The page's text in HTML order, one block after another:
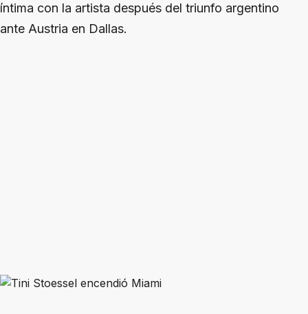
íntima con la artista después del triunfo argentino
ante Austria en Dallas.